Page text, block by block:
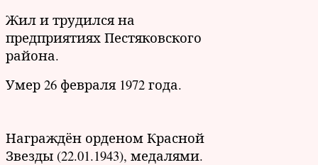
Жил и трудился на
предприятиях Пестяковского
района.
Умер 26 февраля 1972 года.
Награждён орденом Красной
Звезды (22.01.1943), медалями.